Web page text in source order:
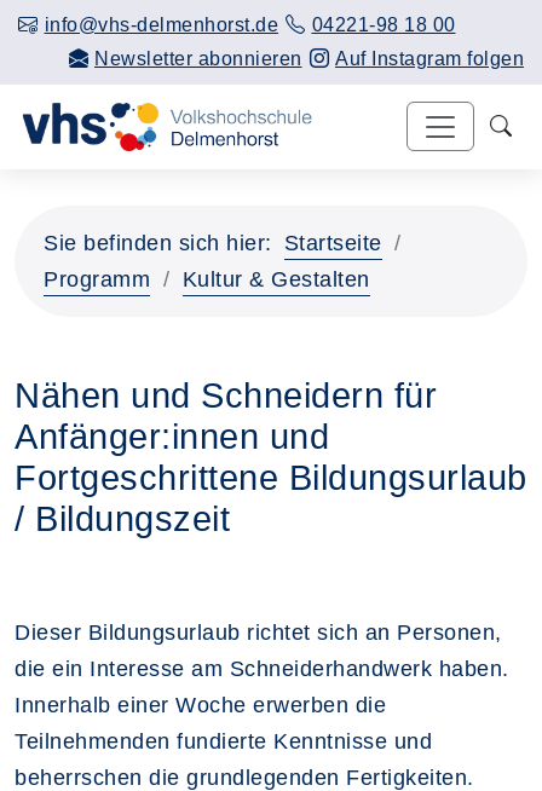
info@vhs-delmenhorst.de
04221-98 18 00
Newsletter abonnieren
Auf Instagram folgen
Sie befinden sich hier:
Startseite
Programm
Kultur & Gestalten
Nähen und Schneidern für
Anfänger:innen und
Fortgeschrittene Bildungsurlaub
/ Bildungszeit
Dieser Bildungsurlaub richtet sich an Personen,
die ein Interesse am Schneiderhandwerk haben.
Innerhalb einer Woche erwerben die
Teilnehmenden fundierte Kenntnisse und
beherrschen die grundlegenden Fertigkeiten.